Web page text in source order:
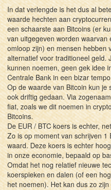
In dat verlengde is het dus al
waarde hechten aan
een schaarste aan Bitcoins (er
van uitgegeven worden
omloop zijn) en mensen hebben
alternatief voor traditioneel geld.
kunnen noemen, geen gek idee
Centrale Bank in een bizar
Op de waarde van Bitcoin kun
ook driftig gedaan. Via
fiat, zoals we dit noemen in
Bitcoins.
De EUR / BTC koers is echter,
Zo is op moment van schrijven
waard. Deze koers is echter
in onze economie, bepaald op
Omdat het nog relatief nieuwe
koerspieken en dalen (of een
het noemen). Het kan dus zo